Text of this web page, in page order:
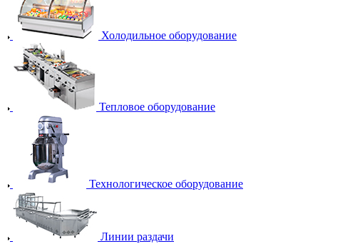
Холодильное оборудование
Тепловое оборудование
Технологическое оборудование
Линии раздачи